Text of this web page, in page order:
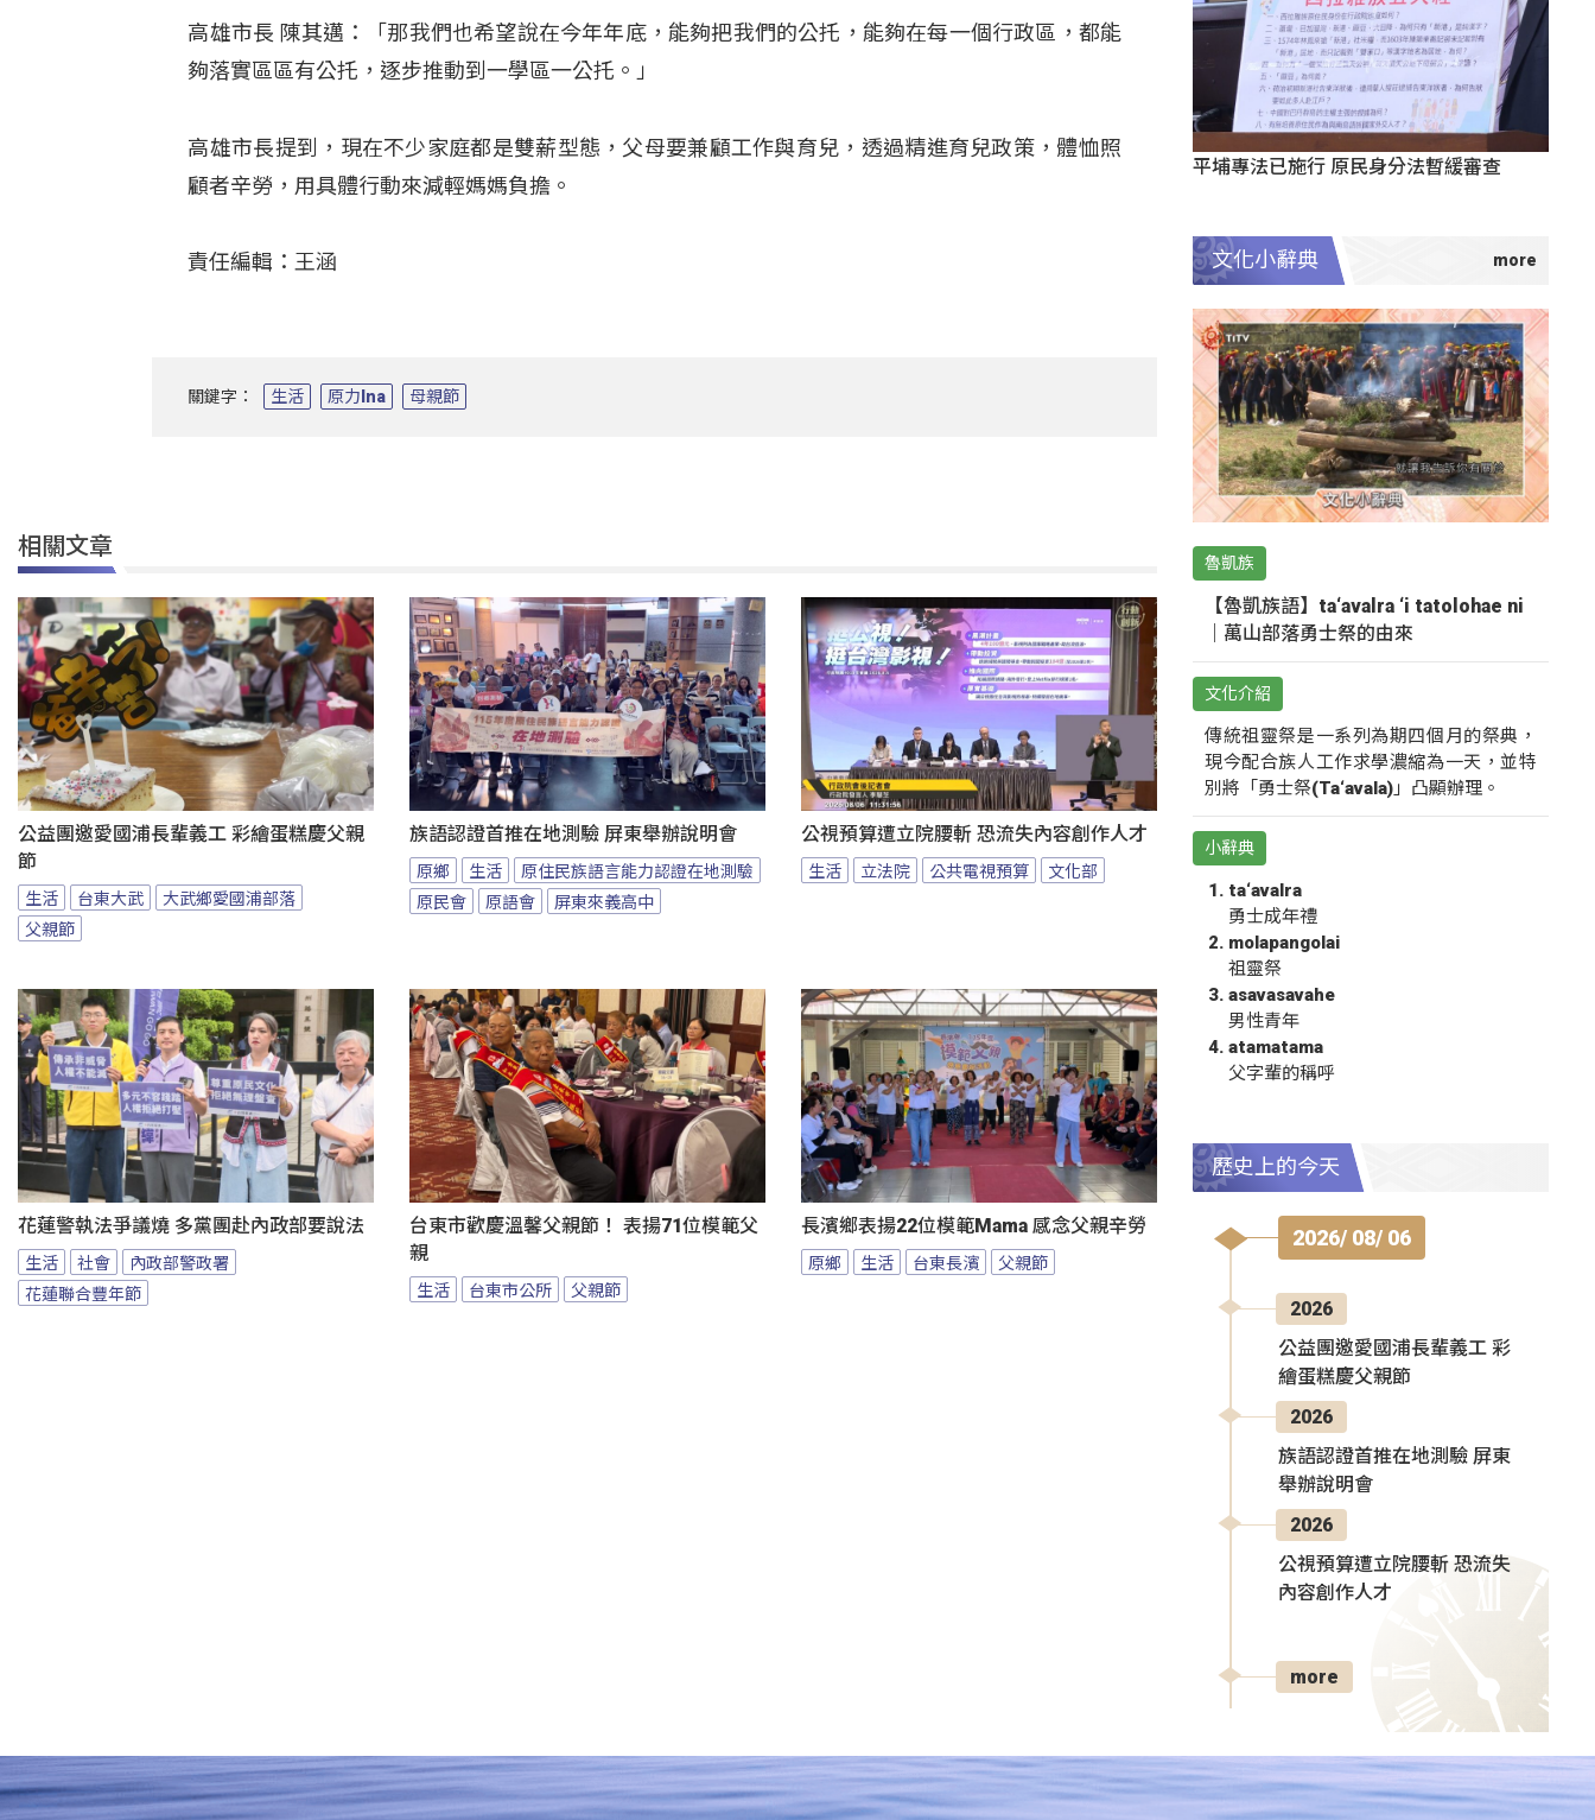
高雄市長 陳其邁：「那我們也希望說在今年年底，能夠把我們的公托，能夠在每一個行政區，都能
夠落實區區有公托，逐步推動到一學區一公托。」
高雄市長提到，現在不少家庭都是雙薪型態，父母要兼顧工作與育兒，透過精進育兒政策，體恤照
顧者辛勞，用具體行動來減輕媽媽負擔。
責任編輯：王涵
關鍵字： 生活 原力Ina 母親節
相關文章
公益團邀愛國浦長輩義工 彩繪蛋糕慶父親
節
生活 台東大武
大武鄉愛國浦部落
父親節
族語認證首推在地測驗 屏東舉辦說明會
原鄉 生活
原住民族語言能力認證在地測驗
原民會
原語會 屏東來義高中
公視預算遭立院腰斬 恐流失內容創作人才
生活 立法院 公共電視預算 文化部
花蓮警執法爭議燒 多黨團赴內政部要說法
生活 社會
內政部警政署
花蓮聯合豐年節
台東市歡慶溫馨父親節！ 表揚71位模範父
親
生活 台東市公所 父親節
長濱鄉表揚22位模範Mama 感念父親辛勞
原鄉 生活 台東長濱 父親節
平埔專法已施行 原民身分法暫緩審查
文化小辭典
魯凱族
【魯凱族語】ta‘avalra ‘i tatolohae ni
｜萬山部落勇士祭的由來
文化介紹
傳統祖靈祭是一系列為期四個月的祭典，
現今配合族人工作求學濃縮為一天，並特
別將「勇士祭(Ta‘avala)」凸顯辦理。
小辭典
ta‘avalra
勇士成年禮
molapangolai
祖靈祭
asavasavahe
男性青年
atamatama
父字輩的稱呼
歷史上的今天
2026/ 08/ 06
2026
公益團邀愛國浦長輩義工 彩
繪蛋糕慶父親節
2026
族語認證首推在地測驗 屏東
舉辦說明會
2026
公視預算遭立院腰斬 恐流失
內容創作人才
more